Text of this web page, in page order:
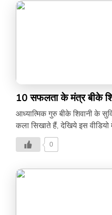
10 सफलता के मंत्र बीके
आध्यात्मिक गुरु बीके शिवानी के
कला सिखाते हैं, देखिये इस वीडियो
0